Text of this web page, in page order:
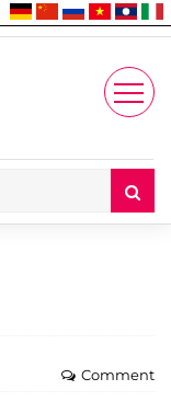
Account
Enjoy
Comment